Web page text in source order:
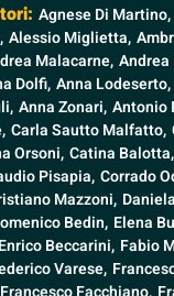
Agnese Di Martino,
Alessio Miglietta,
Malacarne, Andrea
Dolfi, Anna Lodeserto,
Anna Zonari, Antonio
Carla Sautto Malfatto,
Orsoni, Catina Balotta,
Pisapia, Corrado
Mazzoni,
Bedin, Elena
Enrico Beccarini, Fabio
Varese,